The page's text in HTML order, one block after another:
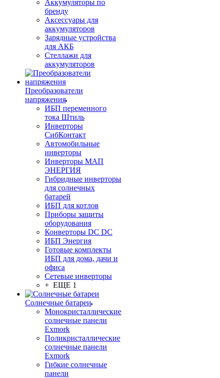
Аккумуляторы по
бренду
Аксессуары для
аккумуляторов
Зарядные устройства
для АКБ
Стеллажи для
аккумуляторов
Преобразователи
напряжения
ИБП переменного
тока Штиль
Инверторы
СибКонтакт
Автомобильные
инверторы
Инверторы МАП
ЭНЕРГИЯ
Гибридные инверторы
для солнечных
батарей
ИБП для котлов
Приборы защиты
оборудования
Конверторы DC DC
ИБП Энергия
Готовые комплекты
ИБП для дома, дачи и
офиса
Сетевые инверторы
+ ЕЩЕ 1
Солнечные батареи
Монокристаллические
солнечные панели
Exmork
Поликристаллические
солнечные панели
Exmork
Гибкие солнечные
панели